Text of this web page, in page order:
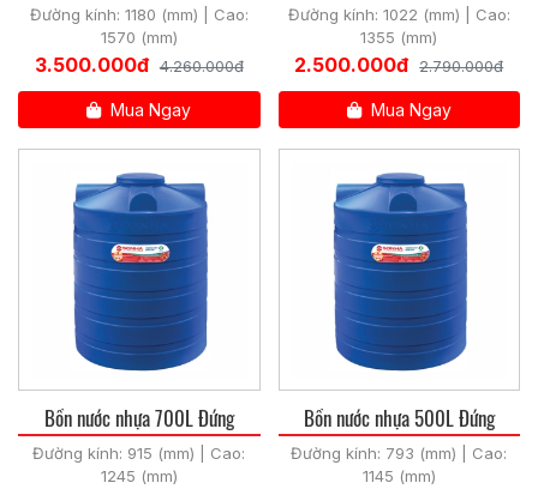
Đường kính: 1180 (mm) | Cao:
1570 (mm)
3.500.000đ 4.260.000đ
Mua Ngay
Đường kính: 1022 (mm) | Cao:
1355 (mm)
2.500.000đ 2.790.000đ
Mua Ngay
Bồn nước nhựa 700L Đứng
Đường kính: 915 (mm) | Cao:
1245 (mm)
Bồn nước nhựa 500L Đứng
Đường kính: 793 (mm) | Cao:
1145 (mm)